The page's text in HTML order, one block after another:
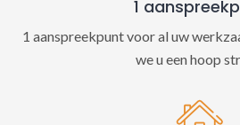
1
1 aanspreekpunt voor al uw
we u een hoop